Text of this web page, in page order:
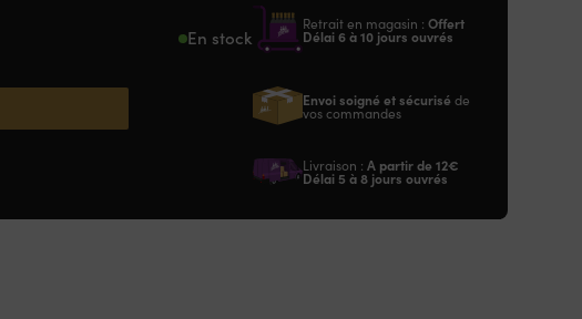
En stock
Retrait en magasin : Offert
Délai 6 à 10 jours ouvrés
Envoi soigné et sécurisé de
vos commandes
Livraison : A partir de 12€
Délai 5 à 8 jours ouvrés